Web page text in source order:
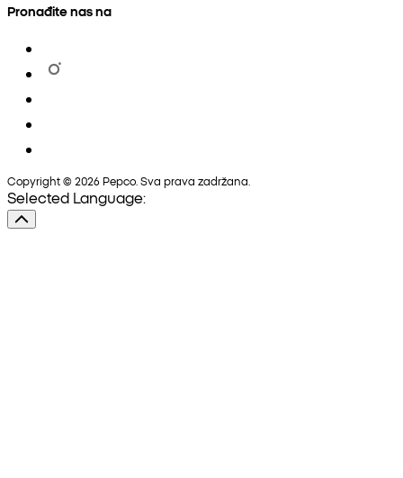
Pronađite nas na
Copyright © 2026 Pepco. Sva prava zadržana.
Selected Language: